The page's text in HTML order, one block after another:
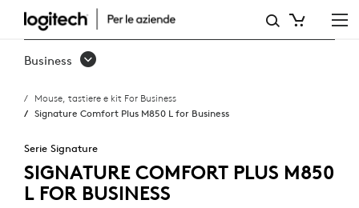
SIGNATURE
COMFORT
M850
FOR
BUSINESS
Business
Mouse, tastiere e kit For Business
Signature Comfort Plus M850 L for Business
Serie Signature
SIGNATURE COMFORT PLUS M850
L FOR BUSINESS